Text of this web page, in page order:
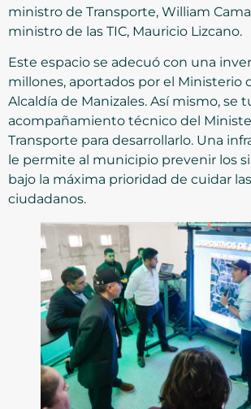
ministro de Transporte, William
ministro de las TIC, Mauricio Lizcano.
Este espacio se adecuó con una
millones, aportados por el Ministerio
Alcaldía de Manizales. Así mismo, se
acompañamiento técnico del
Transporte para desarrollarlo. Una
le permite al municipio prevenir los
bajo la máxima prioridad de cuidar
ciudadanos.